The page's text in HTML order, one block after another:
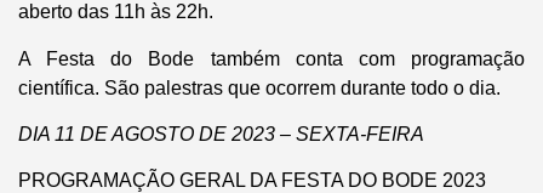
aberto das 11h às 22h.
A Festa do Bode também conta com programação
científica. São palestras que ocorrem durante todo o dia.
DIA 11 DE AGOSTO DE 2023 – SEXTA-FEIRA
PROGRAMAÇÃO GERAL DA FESTA DO BODE 2023